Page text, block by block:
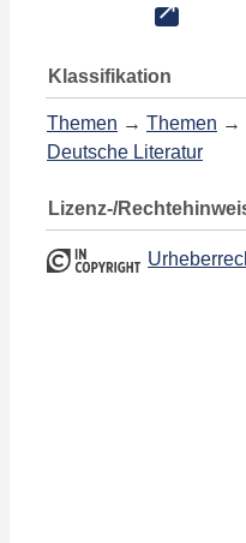
Klassifikation
Themen → Themen →
Deutsche Literatur
Lizenz-/